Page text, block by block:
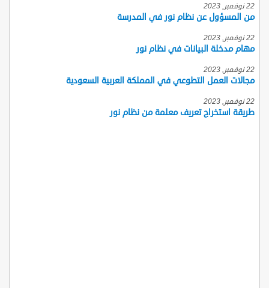
22 نوفمبر, 2023
من المسؤول عن نظام نور في المدرسة
22 نوفمبر, 2023
مهام مدخلة البيانات في نظام نور
22 نوفمبر, 2023
مجالات العمل التطوعي في المملكة العربية السعودية
22 نوفمبر, 2023
طريقة استخراج تعريف معلمة من نظام نور